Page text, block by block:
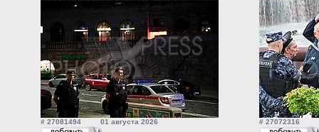
# 27081494 01 августа 2026 # 27072316